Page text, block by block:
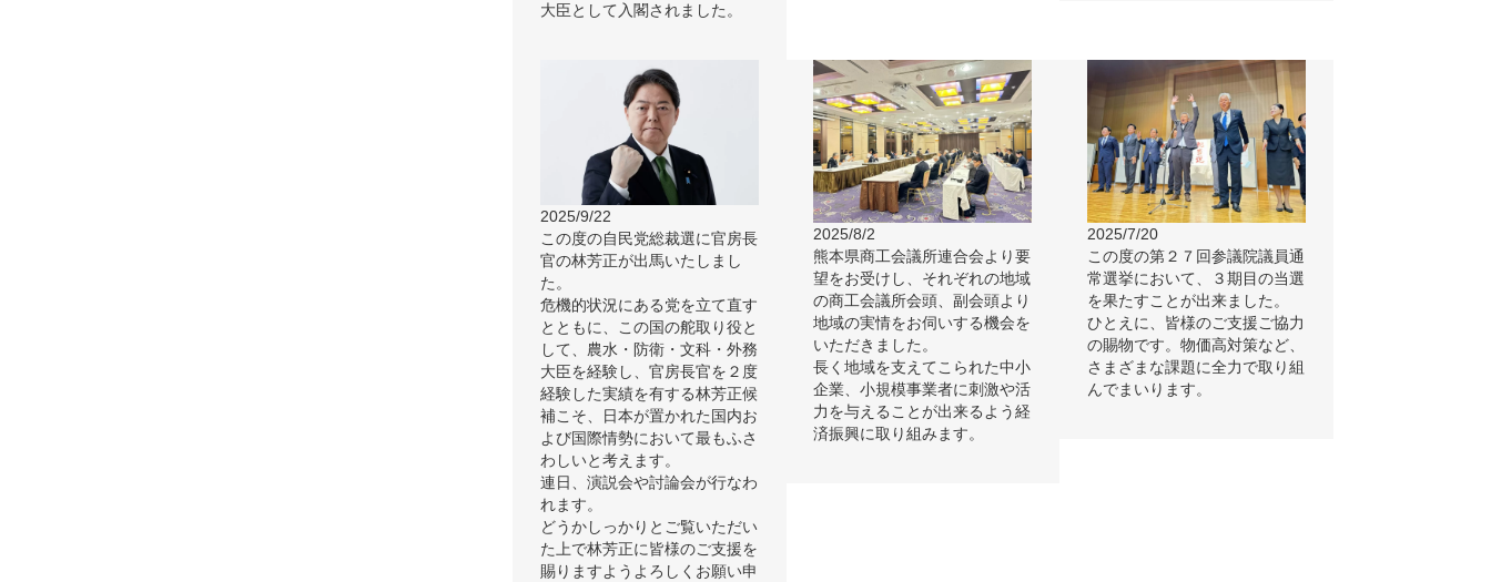
大臣として入閣されました。
2025/9/22
この度の自民党総裁選に官房長
官の林芳正が出馬いたしまし
た。
危機的状況にある党を立て直す
とともに、この国の舵取り役と
して、農水・防衛・文科・外務
大臣を経験し、官房長官を２度
経験した実績を有する林芳正候
補こそ、日本が置かれた国内お
よび国際情勢において最もふさ
わしいと考えます。
連日、演説会や討論会が行なわ
れます。
どうかしっかりとご覧いただい
た上で林芳正に皆様のご支援を
賜りますようよろしくお願い申
2025/8/2
熊本県商工会議所連合会より要
望をお受けし、それぞれの地域
の商工会議所会頭、副会頭より
地域の実情をお伺いする機会を
いただきました。
長く地域を支えてこられた中小
企業、小規模事業者に刺激や活
力を与えることが出来るよう経
済振興に取り組みます。
2025/7/20
この度の第２７回参議院議員通
常選挙において、３期目の当選
を果たすことが出来ました。
ひとえに、皆様のご支援ご協力
の賜物です。物価高対策など、
さまざまな課題に全力で取り組
んでまいります。